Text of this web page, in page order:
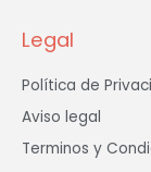
Legal
Política de
Aviso legal
Terminos y